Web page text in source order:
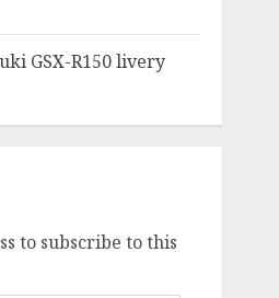
GSX-R150 livery
to subscribe to this